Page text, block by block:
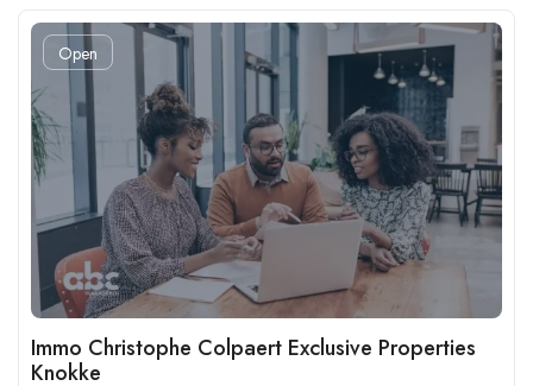
Open
Immo Christophe Colpaert Exclusive Properties
Knokke